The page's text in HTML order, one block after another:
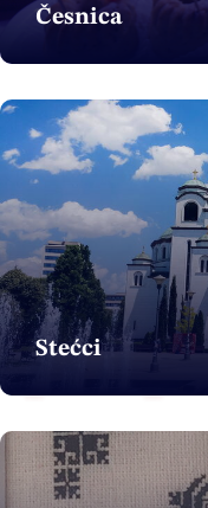
Česnica
Stećci